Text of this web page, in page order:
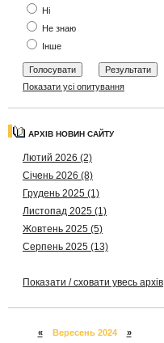
Ні
Не знаю
Інше
Показати усі опитування
АРХІВ НОВИН САЙТУ
Лютий 2026 (2)
Січень 2026 (8)
Грудень 2025 (1)
Листопад 2025 (1)
Жовтень 2025 (5)
Серпень 2025 (13)
Показати / сховати увесь архів
«Вересень 2024 »